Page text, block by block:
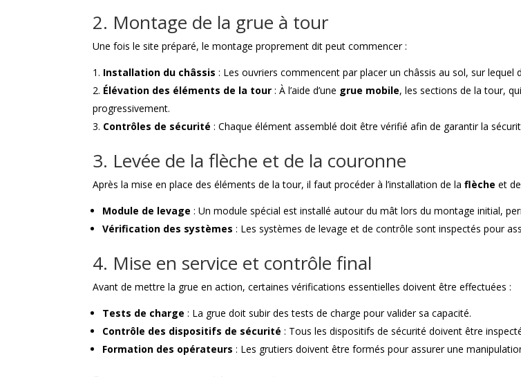
2. Montage de la grue à tour
Une fois le site préparé, le montage proprement dit peut commencer :
Installation du châssis : Les ouvriers commencent par placer un châssis au sol, sur lequel
Élévation des éléments de la tour : À l’aide d’une grue mobile, les sections de la tour,
progressivement.
Contrôles de sécurité : Chaque élément assemblé doit être vérifié afin de garantir la
3. Levée de la flèche et de la couronne
Après la mise en place des éléments de la tour, il faut procéder à l’installation de laflèche et
Module de levage : Un module spécial est installé autour du mât lors du montage initial,
Vérification des systèmes : Les systèmes de levage et de contrôle sont inspectés pour
4. Mise en service et contrôle final
Avant de mettre la grue en action, certaines vérifications essentielles doivent être effectuées :
Tests de charge : La grue doit subir des tests de charge pour valider sa capacité.
Contrôle des dispositifs de sécurité : Tous les dispositifs de sécurité doivent être
Formation des opérateurs : Les grutiers doivent être formés pour assurer une